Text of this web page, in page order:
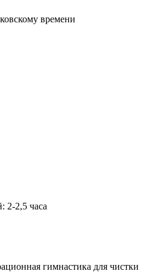
времени
2-2,5 часа
гимнастика для чистки